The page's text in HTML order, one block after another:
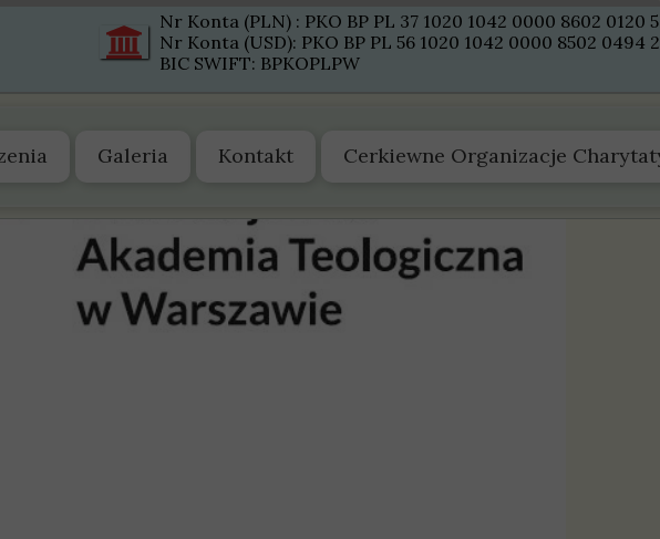
Nr Konta (PLN) : PKO BP PL 37 1020 1042 0000 8602 0120
Nr Konta (USD): PKO BP PL 56 1020 1042 0000 8502 0494
BIC SWIFT: BPKOPLPW
Galeria Kontakt Cerkiewne Organizacje